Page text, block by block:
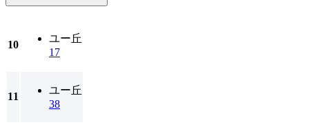
10
ユー丘
17
11
ユー丘
38